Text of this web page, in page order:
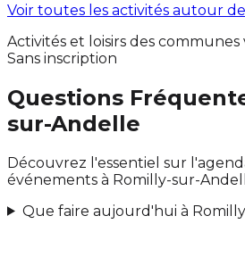
Voir toutes les activités autour
Activités et loisirs des communes
Sans inscription
Questions
sur-Andelle
Découvrez l'essentiel sur
événements à Romilly-sur-
Que faire aujourd'hui à